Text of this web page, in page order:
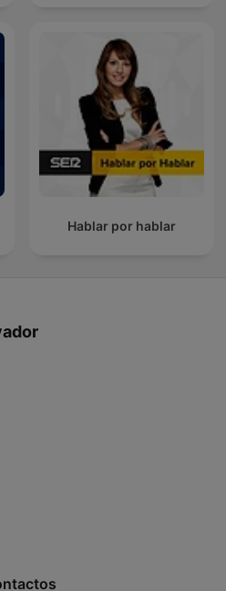
Hablar por hablar